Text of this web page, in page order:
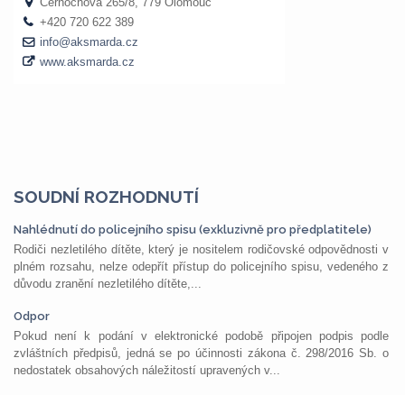
SOUDNÍ ROZHODNUTÍ
Nahlédnutí do policejního spisu (exkluzivně pro předplatitele)
Rodiči nezletilého dítěte, který je nositelem rodičovské odpovědnosti v
plném rozsahu, nelze odepřít přístup do policejního spisu, vedeného z
důvodu zranění nezletilého dítěte,...
Odpor
Pokud není k podání v elektronické podobě připojen podpis podle
zvláštních předpisů, jedná se po účinnosti zákona č. 298/2016 Sb. o
nedostatek obsahových náležitostí upravených v...